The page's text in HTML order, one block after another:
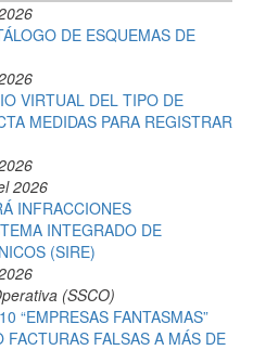
DE ESQUEMAS DE
VIRTUAL DEL TIPO DE
MEDIDAS PARA REGISTRAR
2026
INFRACCIONES
INTEGRADO DE
(SIRE)
(SSCO)
“EMPRESAS FANTASMAS”
FALSAS A MÁS DE